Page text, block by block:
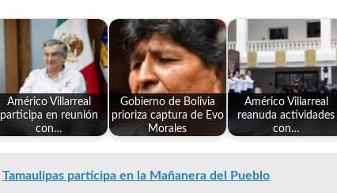
Américo Villarreal
participa en reunión
con…
Gobierno de Bolivia
prioriza captura de Evo
Morales
Américo Villarreal
reanuda actividades
con…
Tamaulipas participa en la Mañanera del Pueblo